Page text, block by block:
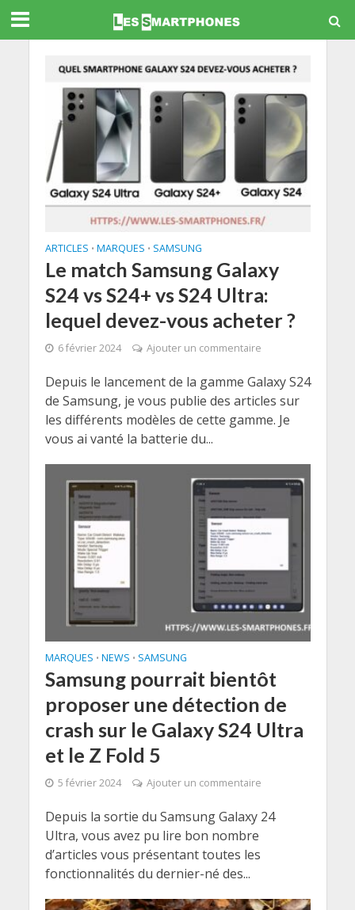
ARTICLES • MARQUES • SAMSUNG
Le match Samsung Galaxy
S24 vs S24+ vs S24 Ultra:
lequel devez-vous acheter ?
6 février 2024 Ajouter un commentaire
Depuis le lancement de la gamme Galaxy S24
de Samsung, je vous publie des articles sur
les différents modèles de cette gamme. Je
vous ai vanté la batterie du...
MARQUES • NEWS • SAMSUNG
Samsung pourrait bientôt
proposer une détection de
crash sur le Galaxy S24 Ultra
et le Z Fold 5
5 février 2024 Ajouter un commentaire
Depuis la sortie du Samsung Galaxy 24
Ultra, vous avez pu lire bon nombre
d’articles vous présentant toutes les
fonctionnalités du dernier-né des...